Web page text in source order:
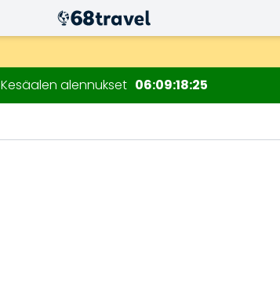
Kesäalen alennukset 06091824